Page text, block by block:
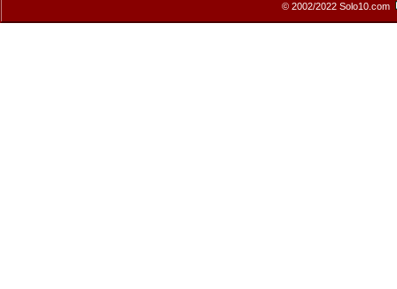
© 2002/2022 Solo10.com